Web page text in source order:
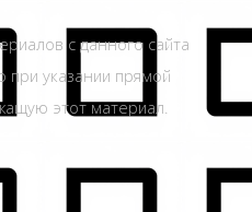
с данного сайта
указании прямой
этот материал.